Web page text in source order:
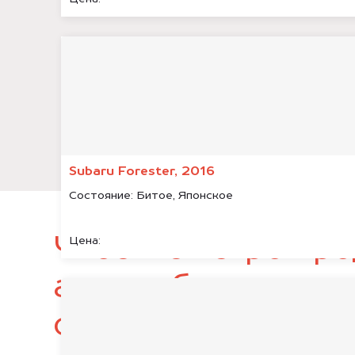
Subaru Forester, 2016
Состояние: Битое, Японское
Цена:
Чтобы быстро
автомобиль,
следующие